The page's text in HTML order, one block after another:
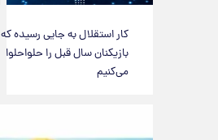
کار استقلال به جایی رسیده که
بازیکنان سال قبل را حلواحلوا
می‌کنیم